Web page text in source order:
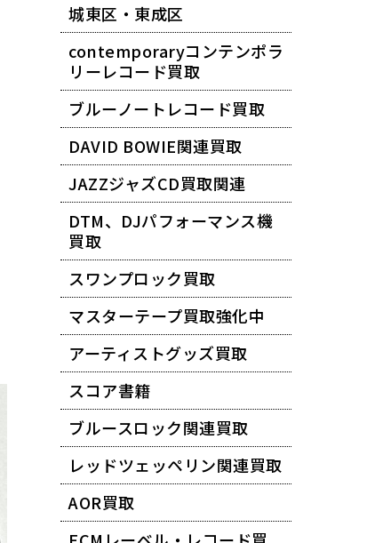
城東区・東成区
contemporaryコンテンポラ
リーレコード買取
ブルーノートレコード買取
DAVID BOWIE関連買取
JAZZジャズCD買取関連
DTM、DJパフォーマンス機
買取
スワンプロック買取
マスターテープ買取強化中
アーティストグッズ買取
スコア書籍
ブルースロック関連買取
レッドツェッペリン関連買取
AOR買取